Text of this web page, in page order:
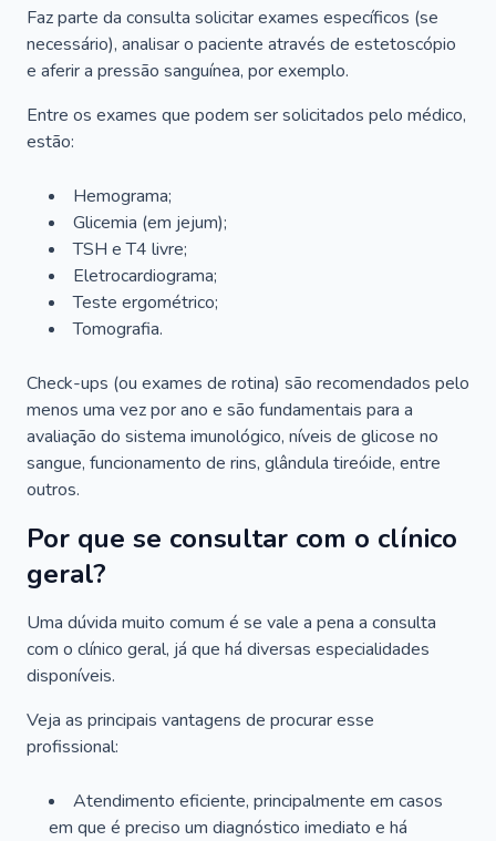
Faz parte da consulta solicitar exames específicos (se
necessário), analisar o paciente através de estetoscópio
e aferir a pressão sanguínea, por exemplo.
Entre os exames que podem ser solicitados pelo médico,
estão:
Hemograma;
Glicemia (em jejum);
TSH e T4 livre;
Eletrocardiograma;
Teste ergométrico;
Tomografia.
Check-ups (ou exames de rotina) são recomendados pelo
menos uma vez por ano e são fundamentais para a
avaliação do sistema imunológico, níveis de glicose no
sangue, funcionamento de rins, glândula tireóide, entre
outros.
Por que se consultar com o clínico
geral?
Uma dúvida muito comum é se vale a pena a consulta
com o clínico geral, já que há diversas especialidades
disponíveis.
Veja as principais vantagens de procurar esse
profissional:
Atendimento eficiente, principalmente em casos
em que é preciso um diagnóstico imediato e há